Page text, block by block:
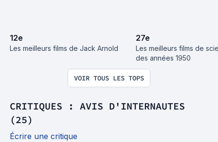
12e
Les meilleurs films de Jack Arnold
27e
Les meilleurs films de
des années 1950
VOIR TOUS LES TOPS
CRITIQUES : AVIS D'INTERNAUTES
(25)
Écrire une critique